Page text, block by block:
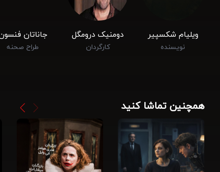
ویلیام شکسپیر
نویسنده
دومنیک درومگل
کارگردان
جاناتان
طراح صحنه
همچنین تماشا کنید